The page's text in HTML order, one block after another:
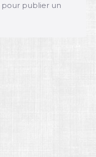
pour publier un